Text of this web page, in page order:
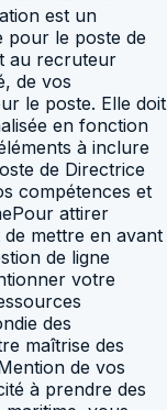
est un
pour le poste de
au recruteur
de vos
le poste. Elle doit
en fonction
à inclure
de Directrice
compétences et
attirer
mettre en avant
de ligne
votre
des
maîtrise des
de vos
à prendre des